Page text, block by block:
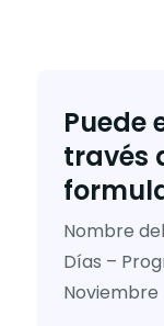
Puede
través
Nombre
Días –
Noviembre